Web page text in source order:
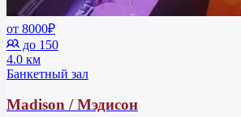
от 8000₽
до 150
4.0 км
Банкетный зал
Madison / Мэдисон